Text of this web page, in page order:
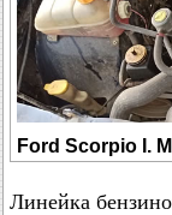
Ford Scorpio I.
Линейка